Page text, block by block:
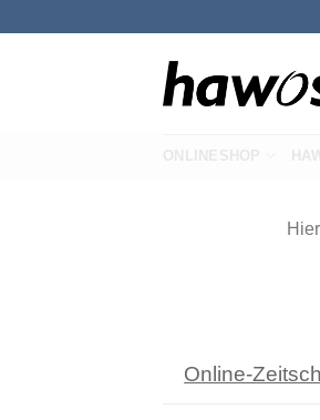
Hier finden
Online-